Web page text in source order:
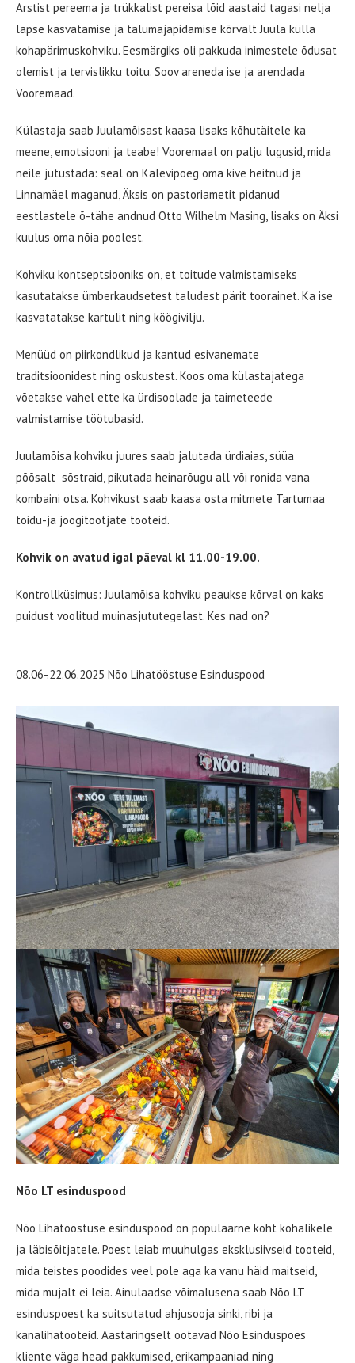
Arstist pereema ja trükkalist pereisa lõid aastaid tagasi nelja
lapse kasvatamise ja talumajapidamise kõrvalt Juula külla
kohapärimuskohviku. Eesmärgiks oli pakkuda inimestele õdusat
olemist ja tervislikku toitu. Soov areneda ise ja arendada
Vooremaad.
Külastaja saab Juulamõisast kaasa lisaks kõhutäitele ka
meene, emotsiooni ja teabe! Vooremaal on palju lugusid, mida
neile jutustada: seal on Kalevipoeg oma kive heitnud ja
Linnamäel maganud, Äksis on pastoriametit pidanud
eestlastele õ-tähe andnud Otto Wilhelm Masing, lisaks on Äksi
kuulus oma nõia poolest.
Kohviku kontseptsiooniks on, et toitude valmistamiseks
kasutatakse ümberkaudsetest taludest pärit toorainet. Ka ise
kasvatatakse kartulit ning köögivilju.
Menüüd on piirkondlikud ja kantud esivanemate
traditsioonidest ning oskustest. Koos oma külastajatega
võetakse vahel ette ka ürdisoolade ja taimeteede
valmistamise töötubasid.
Juulamõisa kohviku juures saab jalutada ürdiaias, süüa
põõsalt sõstraid, pikutada heinarõugu all või ronida vana
kombaini otsa. Kohvikust saab kaasa osta mitmete Tartumaa
toidu-ja joogitootjate tooteid.
Kohvik on avatud igal päeval kl 11.00-19.00.
Kontrollküsimus: Juulamõisa kohviku peaukse kõrval on kaks
puidust voolitud muinasjututegelast. Kes nad on?
08.06-.22.06.2025 Nõo Lihatööstuse Esinduspood
Nõo LT esinduspood
Nõo Lihatööstuse esinduspood on populaarne koht kohalikele
ja läbisõitjatele. Poest leiab muuhulgas eksklusiivseid tooteid,
mida teistes poodides veel pole aga ka vanu häid maitseid,
mida mujalt ei leia. Ainulaadse võimalusena saab Nõo LT
esinduspoest ka suitsutatud ahjusooja sinki, ribi ja
kanalihatooteid. Aastaringselt ootavad Nõo Esinduspoes
kliente väga head pakkumised, erikampaaniad ning